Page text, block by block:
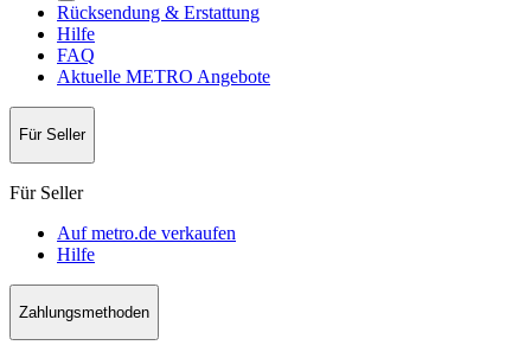
Rücksendung & Erstattung
Hilfe
FAQ
Aktuelle METRO Angebote
Für Seller
Für Seller
Auf metro.de verkaufen
Hilfe
Zahlungsmethoden